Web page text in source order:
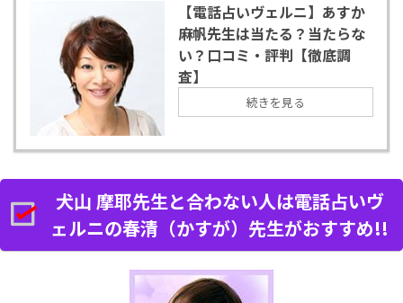
【電話占いヴェルニ】あすか
麻帆先生は当たる？当たらな
い？口コミ・評判【徹底調
査】
続きを見る
犬山 摩耶先生と合わない人は電話占いヴ
ェルニの春清（かすが）先生がおすすめ!!